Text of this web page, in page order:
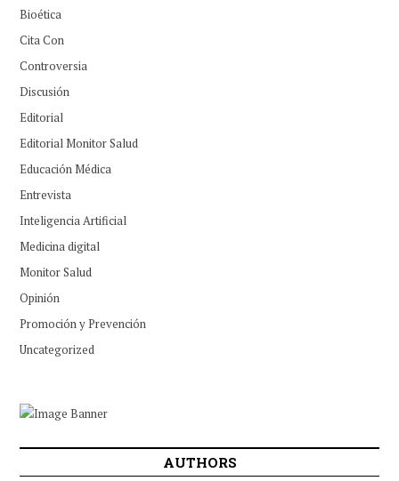
Bioética
Cita Con
Controversia
Discusión
Editorial
Editorial Monitor Salud
Educación Médica
Entrevista
Inteligencia Artificial
Medicina digital
Monitor Salud
Opinión
Promoción y Prevención
Uncategorized
AUTHORS